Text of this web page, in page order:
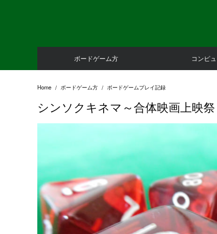
ボードゲーム方 コンピ
Home ボードゲーム方 ボードゲームプレイ記録
シンソクキネマ～合体映画上映